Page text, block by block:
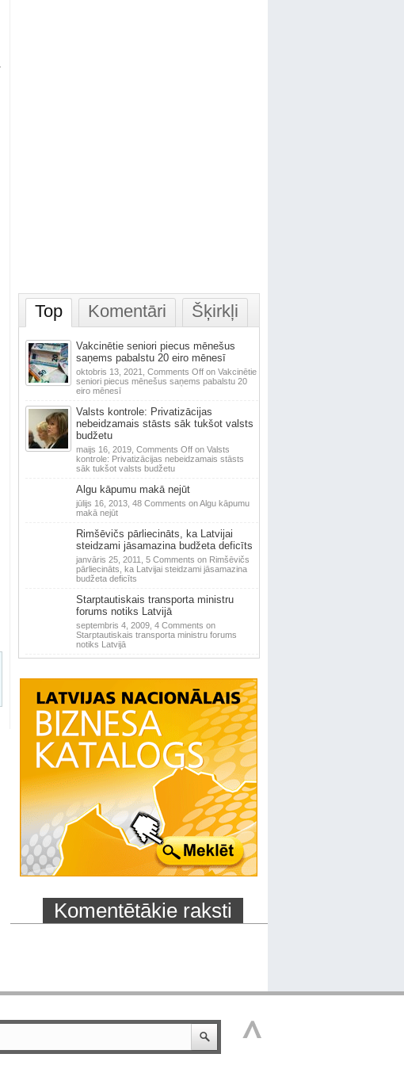
Top Komentāri Šķirkļi
Vakcinētie seniori piecus mēnešus
saņems pabalstu 20 eiro mēnesī
oktobris 13, 2021, Comments Offon Vakcinētie
seniori piecus mēnešus saņems pabalstu 20
eiro mēnesī
Valsts kontrole: Privatizācijas
nebeidzamais stāsts sāk tukšot valsts
budžetu
maijs 16, 2019, Comments Offon Valsts
kontrole: Privatizācijas nebeidzamais stāsts
sāk tukšot valsts budžetu
Algu kāpumu makā nejūt
jūlijs 16, 2013, 48 Comments on Algu kāpumu
makā nejūt
Rimšēvičs pārliecināts, ka Latvijai
steidzami jāsamazina budžeta deficīts
janvāris 25, 2011, 5 Comments on Rimšēvičs
pārliecināts, ka Latvijai steidzami jāsamazina
budžeta deficīts
Starptautiskais transporta ministru
forums notiks Latvijā
septembris 4, 2009, 4 Comments on
Starptautiskais transporta ministru forums
notiks Latvijā
Komentētākie raksti